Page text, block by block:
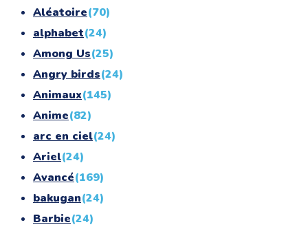
Aléatoire(70)
alphabet(24)
Among Us(25)
Angry birds(24)
Animaux(145)
Anime(82)
arc en ciel(24)
Ariel(24)
Avancé(169)
bakugan(24)
Barbie(24)